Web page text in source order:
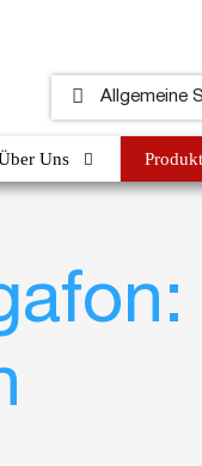
Uns